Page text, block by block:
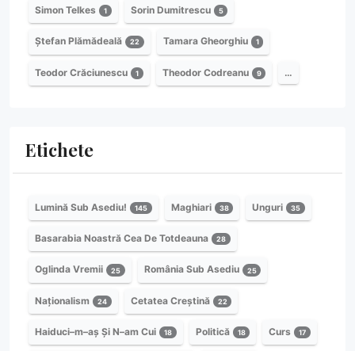
Simon Telkes 1 Sorin Dumitrescu 5
Ștefan Plămădeală 22 Tamara Gheorghiu 1
Teodor Crăciunescu 1 Theodor Codreanu 9 …
Etichete
Lumină Sub Asediu! 145 Maghiari 38 Unguri 35
Basarabia Noastră Cea De Totdeauna 28
Oglinda Vremii 25 România Sub Asediu 25
Naționalism 24 Cetatea Creștină 22
Haiduci–m–aș Și N–am Cui 18 Politică 18 Curs 17